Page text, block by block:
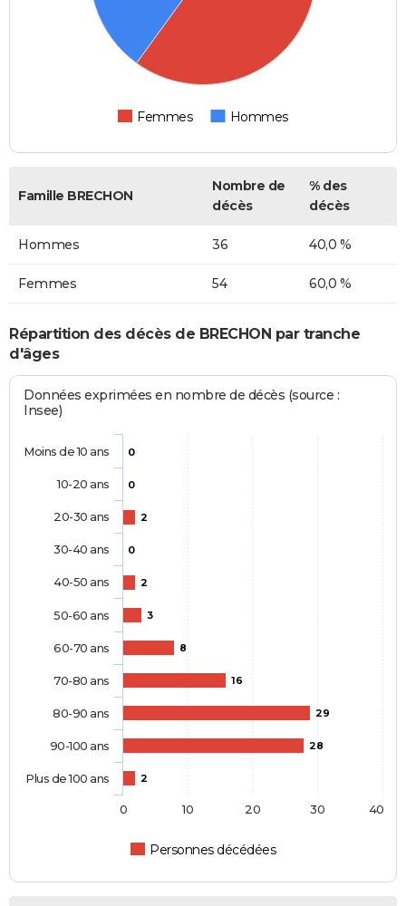
Femmes Hommes
Famille BRECHON
Nombre de
décès
% des
décès
Hommes 36 40,0 %
Femmes 54 60,0 %
Répartition des décès de BRECHON par tranche
d'âges
Données exprimées en nombre de décès (source :
Insee)
0
0
2
0
2
3
8
16
29
28
2
Personnes décédées
Moins de 10 ans
10-20 ans
20-30 ans
30-40 ans
40-50 ans
50-60 ans
60-70 ans
70-80 ans
80-90 ans
90-100 ans
Plus de 100 ans
0 10 20 30 40